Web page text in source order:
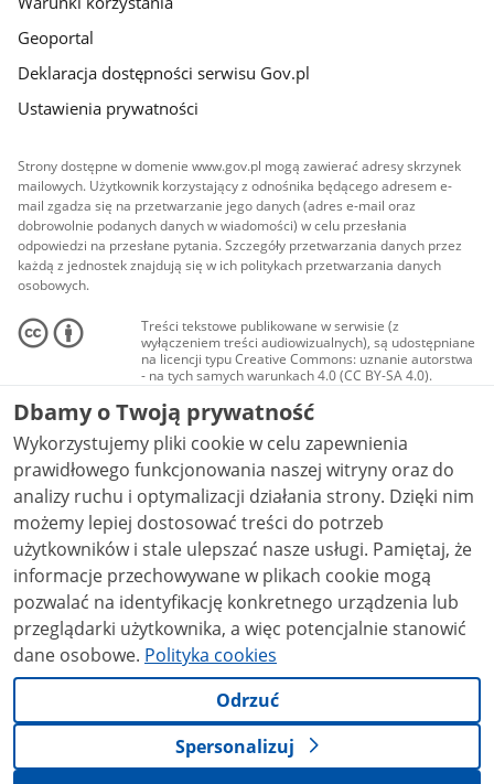
Geoportal
Deklaracja dostępności serwisu Gov.pl
Ustawienia prywatności
Strony dostępne w domenie www.gov.pl mogą zawierać adresy skrzynek
mailowych. Użytkownik korzystający z odnośnika będącego adresem e-
mail zgadza się na przetwarzanie jego danych (adres e-mail oraz
dobrowolnie podanych danych w wiadomości) w celu przesłania
odpowiedzi na przesłane pytania. Szczegóły przetwarzania danych przez
każdą z jednostek znajdują się w ich politykach przetwarzania danych
osobowych.
Treści tekstowe publikowane w serwisie (z
wyłączeniem treści audiowizualnych), są udostępniane
na licencji typu Creative Commons: uznanie autorstwa
- na tych samych warunkach 4.0 (CC BY-SA 4.0).
Materiały audiowizualne, w tym zdjęcia, materiały
audio i wideo, są udostępniane na licencji typu
Creative Commons: uznanie autorstwa użycie
niekomercyjne - bez utworów zależnych 4.0 (CC BY-
NC-ND 4.0), o ile nie jest to stwierdzone inaczej.
Dbamy o Twoją prywatność
Wykorzystujemy pliki cookie w celu zapewnienia
prawidłowego funkcjonowania naszej witryny oraz do
analizy ruchu i optymalizacji działania strony. Dzięki nim
możemy lepiej dostosować treści do potrzeb
użytkowników i stale ulepszać nasze usługi. Pamiętaj, że
informacje przechowywane w plikach cookie mogą
pozwalać na identyfikację konkretnego urządzenia lub
przeglądarki użytkownika, a więc potencjalnie stanowić
dane osobowe. Polityka cookies
Odrzuć
Spersonalizuj